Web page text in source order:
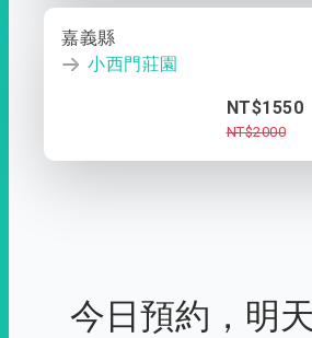
嘉義縣
小西門莊園
NT$1550
NT$2000
今日預約，明